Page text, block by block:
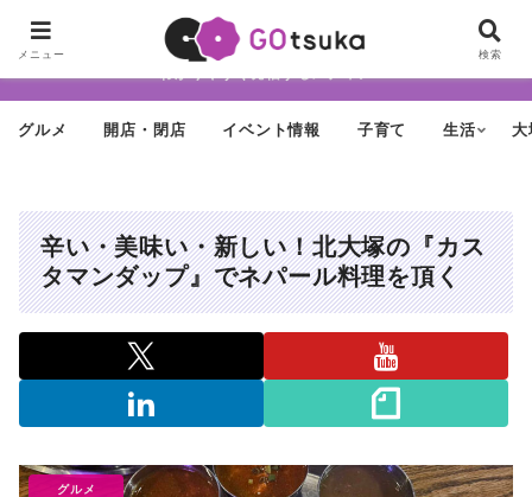
ちょっと怪しげだけど最近どんどん進化する街「大塚」の魅力を面白く・
グルメ 開店・閉店 イベント情報 子育て 生活 大
辛い・美味い・新しい！北大塚の『カス
タマンダップ』でネパール料理を頂く
グルメ
メニュー 検索